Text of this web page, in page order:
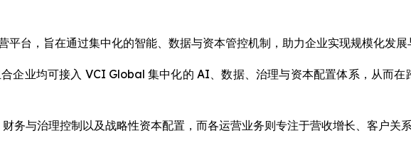
，旨在通过集中化的智能、数据与资本管控机制，助力企业实现规模化发展
企业均可接入 VCI Global 集中化的 AI、数据、治理与资本配置体系，从而在
与治理控制以及战略性资本配置，而各运营业务则专注于营收增长、客户关系